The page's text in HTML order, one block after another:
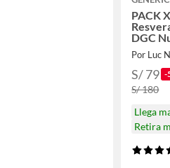
PACK
DGC
Por Luc
S/ 79 -
S/ 180
Llega
Retira